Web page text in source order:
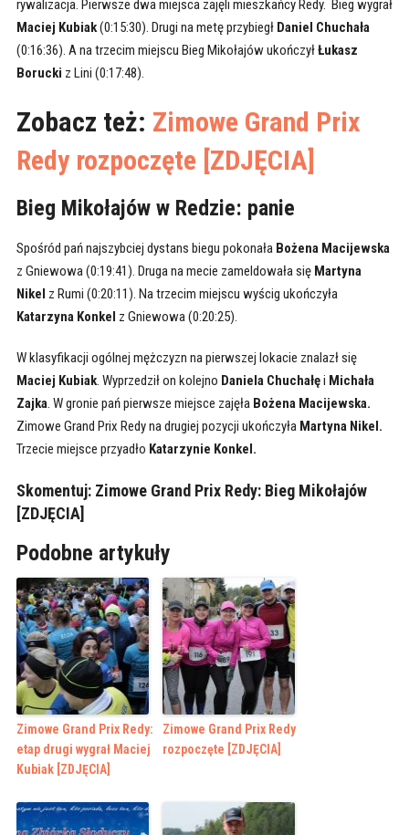
rywalizacja. Pierwsze dwa miejsca zajęli mieszkańcy Redy. Bieg wygrał
Maciej Kubiak(0:15:30). Drugi na metę przybiegł Daniel Chuchała
(0:16:36). A na trzecim miejscu Bieg Mikołajów ukończyłŁukasz
Borucki z Lini (0:17:48).
Zobacz też: Zimowe Grand Prix
Redy rozpoczęte [ZDJĘCIA]
Bieg Mikołajów w Redzie: panie
Spośród pań najszybciej dystans biegu pokonała Bożena Macijewska
z Gniewowa (0:19:41). Druga na mecie zameldowała się Martyna
Nikel z Rumi (0:20:11). Na trzecim miejscu wyścig ukończyła
Katarzyna Konkel z Gniewowa (0:20:25).
W klasyfikacji ogólnej mężczyzn na pierwszej lokacie znalazł się
Maciej Kubiak. Wyprzedził on kolejno Daniela Chuchałęi Michała
Zajka. W gronie pań pierwsze miejsce zajęła Bożena Macijewska.
Zimowe Grand Prix Redy na drugiej pozycji ukończyła Martyna Nikel.
Trzecie miejsce przyadło Katarzynie Konkel.
Skomentuj: Zimowe Grand Prix Redy: Bieg Mikołajów
[ZDJĘCIA]
Podobne artykuły
Zimowe Grand Prix Redy:
etap drugi wygrał Maciej
Kubiak [ZDJĘCIA]
Zimowe Grand Prix Redy
rozpoczęte [ZDJĘCIA]